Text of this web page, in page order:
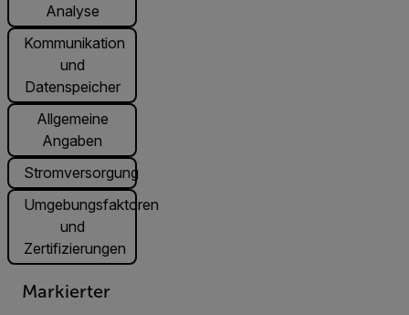
Analyse
Kommunikation
und
Datenspeicher
Allgemeine
Angaben
Stromversorgung
Umgebungsfaktoren
und
Zertifizierungen
Markierter